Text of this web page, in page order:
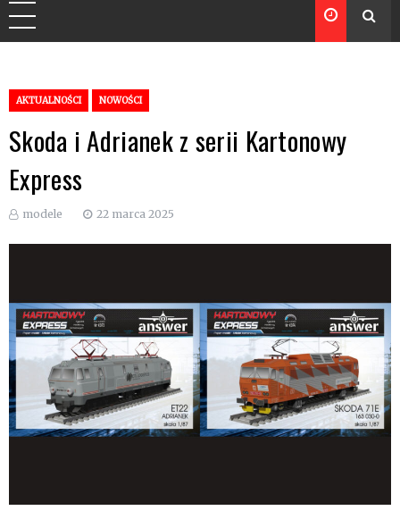
AKTUALNOŚCI NOWOŚCI
Skoda i Adrianek z serii Kartonowy
Express
modele 22 marca 2025